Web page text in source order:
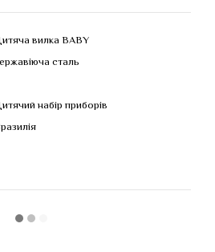
вилка BABY
сталь
набір приборів